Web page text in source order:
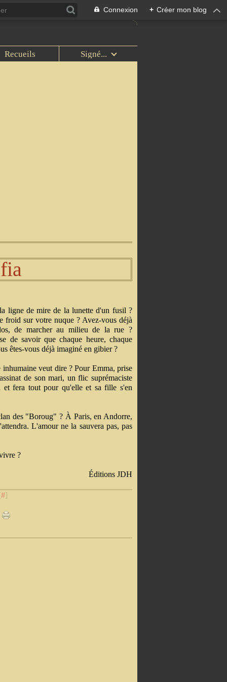
Connexion + Créer mon blog
Recueils Signé...
ligne de mire de la lunette d'un fusil ?
froid sur votre nuque ? Avez-vous déjà
de marcher au milieu de la rue ?
de savoir que chaque heure, chaque
êtes-vous déjà imaginé en gibier ?
veut dire ? Pour Emma, prise
de son mari, un flic suprémaciste
et fera tout pour qu'elle et sa fille s'en
des "Boroug" ? À Paris, en Andorre,
L'amour ne la sauvera pas, pas
?
Éditions JDH
#]